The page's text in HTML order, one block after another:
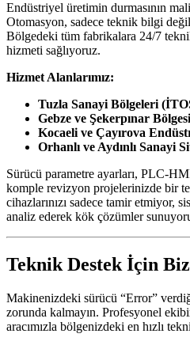
Endüstriyel üretimin durmasının
Otomasyon, sadece teknik bilgi
Bölgedeki tüm fabrikalara 24/7
hizmeti sağlıyoruz.
Hizmet Alanlarımız:
Tuzla Sanayi Bölgeleri
Gebze ve Şekerpınar
Kocaeli ve Çayırova
Orhanlı ve Aydınlı Sanayi
Sürücü parametre ayarları, PLC-
komple revizyon projelerinizde bir
cihazlarınızı sadece tamir etmiyor,
analiz ederek kök çözümler
Teknik Destek İçin
Makinenizdeki sürücü “Error”
zorunda kalmayın. Profesyonel
aracımızla bölgenizdeki en hızlı